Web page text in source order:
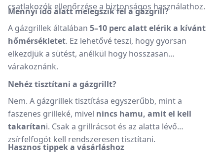
csatlakozók ellenőrzése a biztonságos használathoz.
Mennyi idő alatt melegszik fel a gázgrill?
A gázgrillek általában 5–10 perc alatt elérik a kívánt
hőmérsékletet. Ez lehetővé teszi, hogy gyorsan
elkezdjük a sütést, anélkül hogy hosszasan
várakoznánk.
Nehéz tisztítani a gázgrillt?
Nem. A gázgrillek tisztítása egyszerűbb, mint a
faszenes grilleké, mivel nincs hamu, amit el kell
takarítani. Csak a grillrácsot és az alatta lévő
zsírfelfogót kell rendszeresen tisztítani.
Hasznos tippek a vásárláshoz